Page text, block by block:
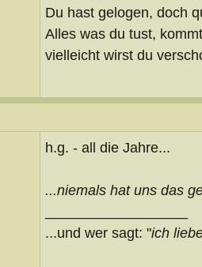
Du hast gelogen, doch
Alles was du tust,
vielleicht wirst du
h.g. - all die Jahre...
...niemals hat uns das
...und wer sagt: "ich